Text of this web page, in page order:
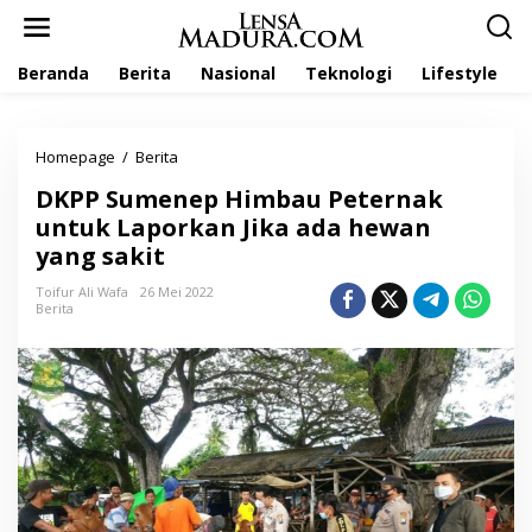
Beranda Berita Nasional Teknologi Lifestyle
Homepage / Berita
P
P
S
m
e
p
H
i
m
b
a
u
P
DKPP Sumenep Himbau Peternak
untuk Laporkan Jika ada hewan
yang sakit
Toifur Ali Wafa
26 Mei 2022
Berita